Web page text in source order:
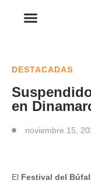
DESTACADAS
en
noviembre 15,
El Festival del